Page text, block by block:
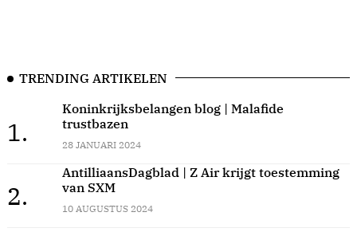
TRENDING ARTIKELEN
1.
Koninkrijksbelangen blog | Malafide
trustbazen
28 JANUARI 2024
2.
AntilliaansDagblad | Z Air krijgt toestemming
van SXM
10 AUGUSTUS 2024